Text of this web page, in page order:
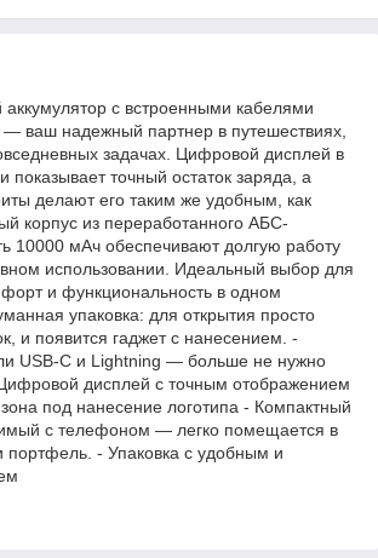
с встроенными кабелями
ваш надежный партнер в путешествиях,
задачах. Цифровой дисплей в
показывает точный остаток заряда, а
делают его таким же удобным, как
корпус из переработанного АБС-
10000 мАч обеспечивают долгую работу
использовании. Идеальный выбор для
и функциональность в одном
упаковка: для открытия просто
и появится гаджет с нанесением. -
USB-C и Lightning — больше не нужно
дисплей с точным отображением
под нанесение логотипа - Компактный
с телефоном — легко помещается в
портфель. - Упаковка с удобным и